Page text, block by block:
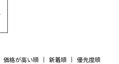
価格が高い順 新着順 優先度順